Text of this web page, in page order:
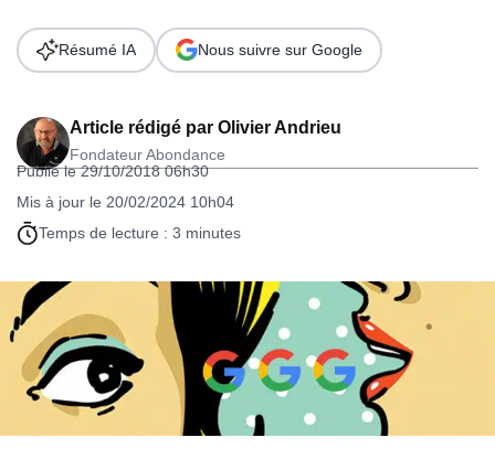
Article rédigé par Olivier Andrieu
Fondateur Abondance
Publié le 29/10/2018 06h30
Mis à jour le 20/02/2024 10h04
Temps de lecture : 3 minutes
Résumé IA Nous suivre sur Google